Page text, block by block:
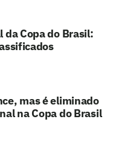
da Copa do Brasil:
mas é eliminado
na Copa do Brasil